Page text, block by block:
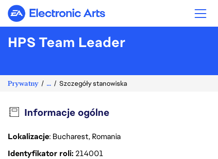
Electronic Arts
HPS Team Leader
Prywatny ... Szczegóły stanowiska
Informacje ogólne
Lokalizacje: Bucharest, Romania
Identyfikator roli214001